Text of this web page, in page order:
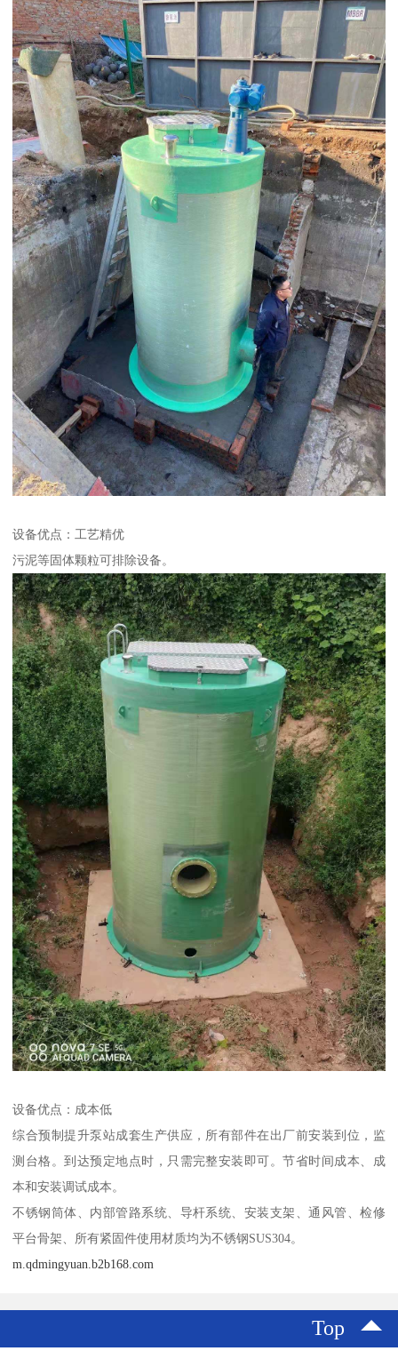
设备优点：工艺精优
污泥等固体颗粒可排除设备。
设备优点：成本低
综合预制提升泵站成套生产供应，所有部件在出厂前安装到位，监
测台格。到达预定地点时，只需完整安装即可。节省时间成本、成
本和安装调试成本。
不锈钢筒体、内部管路系统、导杆系统、安装支架、通风管、检修
平台骨架、所有紧固件使用材质均为不锈钢SUS304。
m.qdmingyuan.b2b168.com
Top